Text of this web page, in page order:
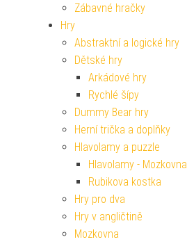
Zábavné hračky
Hry
Abstraktní a logické hry
Dětské hry
Arkádové hry
Rychlé šípy
Dummy Bear hry
Herní trička a doplňky
Hlavolamy a puzzle
Hlavolamy - Mozkovna
Rubikova kostka
Hry pro dva
Hry v angličtině
Mozkovna